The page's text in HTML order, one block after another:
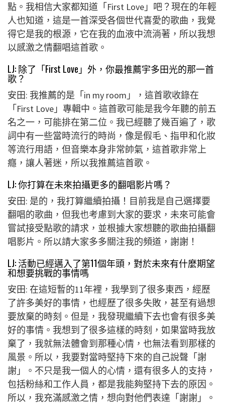
點。我相信大家都知道「First Love」吧？現在的年輕
人也知道，這是一首深受各個世代喜愛的歌曲，我覺
得它是我的根源，它在我的血液中流淌著，所以我想
以感激之情翻唱這首歌。
LJ: 除了「First Love」外，你最推薦宇多田光的那一首
歌？
安田: 我推薦的是「in my room」，這首歌收錄在
「First Love」專輯中。這首歌可能是我今年聽的前五
名之一，可能排在第二位。我已經聽了幾百遍了，歌
詞中有一些當時流行的時尚，像是假毛、指甲和化妝
等流行用語，但音樂本身非常帥氣，這首歌非常上
癮，讓人著迷，所以我推薦這首歌。
LJ: 你打算在未來拍攝更多的翻唱影片嗎？
安田: 是的，我打算繼續拍攝！目前我是自己選擇要
翻唱的歌曲，但我也考慮到大家的要求，未來可能會
嘗試接受點歌的請求，並根據大家想聽的歌曲拍攝翻
唱影片。所以請大家多多關注我的頻道，謝謝！
LJ: 活動已經邁入了第11個年頭，對於未來有什麼期望
和想要挑戰的事情嗎
安田: 在這短暫的11年裡，我學到了很多東西，經歷
了許多美好的事情，也經歷了很多失敗，甚至有過想
要放棄的時刻。但是，我發現繼續下去也會有很多美
好的事情。我想到了很多這樣的時刻，如果當時我放
棄了，我就無法體會到那種心情，也無法看到那樣的
風景。所以，我要對當時堅持下來的自己說聲「謝
謝」。不只是我一個人的心情，還有很多人的支持，
包括粉絲和工作人員，都是我能夠堅持下去的原因。
所以，我充滿感激之情，想向對他們表達「謝謝」。